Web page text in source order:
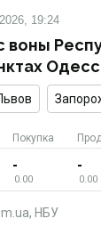
воны
19:24
Покупка
-
0.00
-
0.00
НБУ